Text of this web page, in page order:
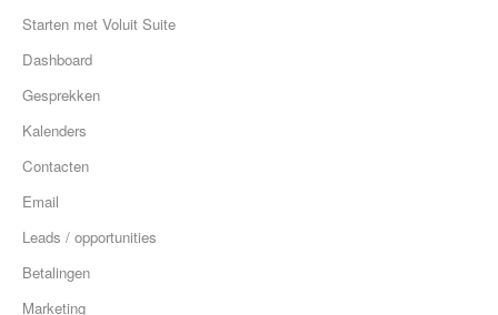
Starten met Voluit Suite
Dashboard
Gesprekken
Kalenders
Contacten
Email
Leads / opportunities
Betalingen
Marketing